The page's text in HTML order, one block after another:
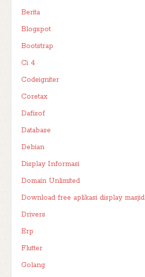
Berita
Blogspot
Bootstrap
Ci 4
Codeigniter
Coretax
Dafisof
Database
Debian
Display Informasi
Domain Unlimited
Download free aplikasi display masjid
Drivers
Erp
Flutter
Golang